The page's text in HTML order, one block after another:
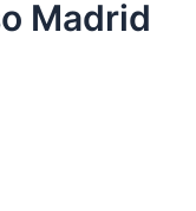
Madrid